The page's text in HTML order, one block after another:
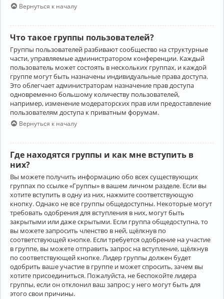
Вернуться к началу
Что такое группы пользователей?
Группы пользователей разбивают сообщество на структурные
части, управляемые администратором конференции. Каждый
пользователь может состоять в нескольких группах, и каждой
группе могут быть назначены индивидуальные права доступа.
Это облегчает администраторам назначение прав доступа
одновременно большому количеству пользователей,
например, изменение модераторских прав или предоставление
пользователям доступа к приватным форумам.
Вернуться к началу
Где находятся группы и как мне вступить в
них?
Вы можете получить информацию обо всех существующих
группах по ссылке «Группы» в вашем личном разделе. Если вы
хотите вступить в одну из них, нажмите соответствующую
кнопку. Однако не все группы общедоступны. Некоторые могут
требовать одобрения для вступления в них, могут быть
закрытыми или даже скрытыми. Если группа общедоступна, то
вы можете запросить членство в ней, щёлкнув по
соответствующей кнопке. Если требуется одобрение на участие
в группе, вы можете отправить запрос на вступление, щёлкнув
по соответствующей кнопке. Лидер группы должен будет
одобрить ваше участие в группе и может спросить, зачем вы
хотите присоединиться. Пожалуйста, не беспокойте лидера
группы, если он отклонил ваш запрос; у него могут быть для
этого свои причины.